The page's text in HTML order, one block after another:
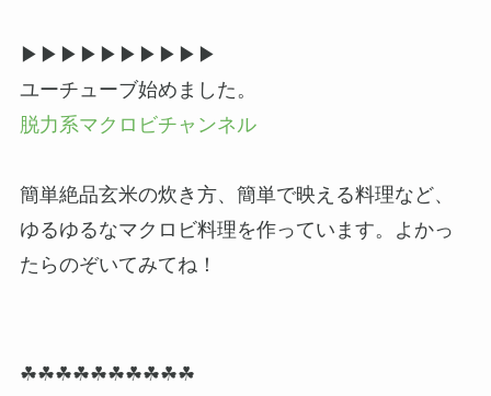
▶▶︎▶︎▶▶︎▶︎▶▶︎▶︎▶
ユーチューブ始めました。
脱力系マクロビチャンネル
簡単絶品玄米の炊き方、簡単で映える料理など、
ゆるゆるなマクロビ料理を作っています。よかっ
たらのぞいてみてね！
☘☘☘☘☘☘☘☘☘☘